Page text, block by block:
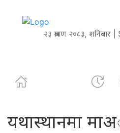
२३ श्रावण २०८३,
यथास्थानमा